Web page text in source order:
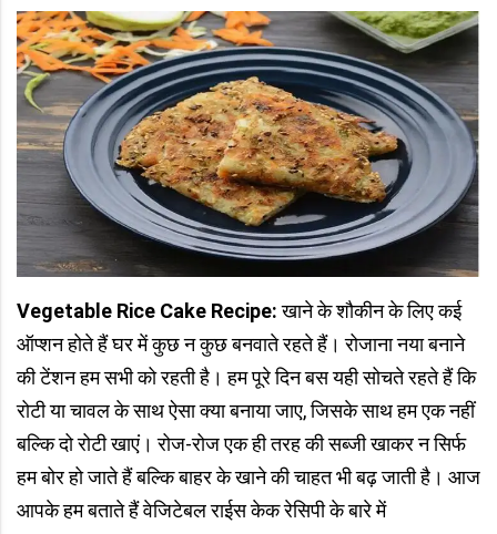
Vegetable Rice Cake Recipe:खाने के शौकीन के लिए कई
ऑप्शन होते हैं घर में कुछ न कुछ बनवाते रहते हैं। रोजाना नया बनाने
की टेंशन हम सभी को रहती है। हम पूरे दिन बस यही सोचते रहते हैं कि
रोटी या चावल के साथ ऐसा क्या बनाया जाए, जिसके साथ हम एक नहीं
बल्कि दो रोटी खाएं। रोज-रोज एक ही तरह की सब्जी खाकर न सिर्फ
हम बोर हो जाते हैं बल्कि बाहर के खाने की चाहत भी बढ़ जाती है। आज
आपके हम बताते हैं वेजिटेबल राईस केक रेसिपी के बारे में